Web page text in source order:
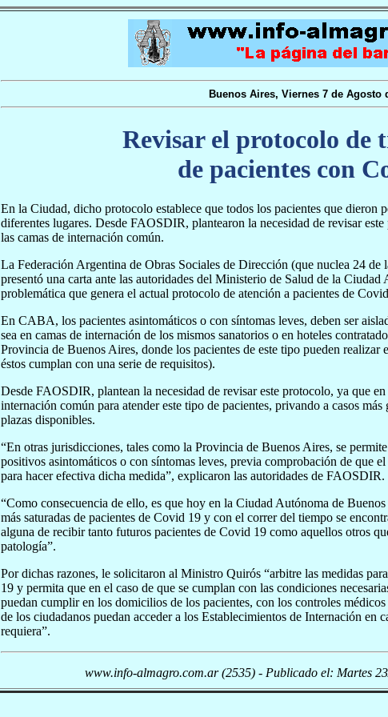
Buenos Aires, Viernes 7 de Agosto
Revisar el protocolo de
de pacientes con
En la Ciudad, dicho protocolo establece que todos los pacientes que dieron
diferentes lugares. Desde FAOSDIR, plantearon la necesidad de revisar
las camas de internación común.
La Federación Argentina de Obras Sociales de Dirección (que nuclea 24
presentó una carta ante las autoridades del Ministerio de Salud de la
problemática que genera el actual protocolo de atención a pacientes de
En CABA, los pacientes asintomáticos o con síntomas leves, deben ser
sea en camas de internación de los mismos sanatorios o en hoteles
Provincia de Buenos Aires, donde los pacientes de este tipo pueden
éstos cumplan con una serie de requisitos).
Desde FAOSDIR, plantean la necesidad de revisar este protocolo, ya que
internación común para atender este tipo de pacientes, privando a casos
plazas disponibles.
“En otras jurisdicciones, tales como la Provincia de Buenos Aires, se
positivos asintomáticos o con síntomas leves, previa comprobación de que
para hacer efectiva dicha medida”, explicaron las autoridades de FAOSDIR.
“Como consecuencia de ello, es que hoy en la Ciudad Autónoma de
más saturadas de pacientes de Covid 19 y con el correr del tiempo se
alguna de recibir tanto futuros pacientes de Covid 19 como aquellos otros
patología”.
Por dichas razones, le solicitaron al Ministro Quirós “arbitre las medidas
19 y permita que en el caso de que se cumplan con las condiciones
puedan cumplir en los domicilios de los pacientes, con los controles
de los ciudadanos puedan acceder a los Establecimientos de Internación en
requiera”.
www.info-almagro.com.ar (2535) - Publicado el: Martes